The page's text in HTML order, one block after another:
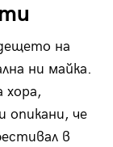
на
ни майка.
хора,
опикани, че
в